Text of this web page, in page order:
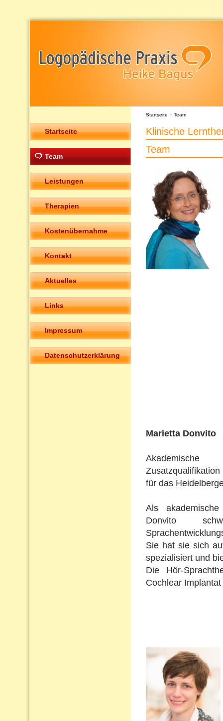
Startseite
Team
Leistungen
Therapien
Kostenübernahme
Kontakt
Aktuelles
Links
Impressum
Datenschutzerklärung
Startseite > Team
Klinische
Team
Marietta Donvito
für das
Als
Donvito
Sie hat sie sich
spezialisiert und
Die Hör-
Cochlear